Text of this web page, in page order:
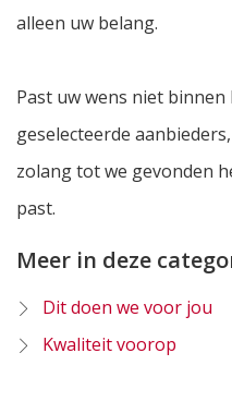
alleen uw belang.
Past uw wens niet
geselecteerde
zolang tot we gevonden
past.
Meer in deze
Dit doen we voor jou
Kwaliteit voorop